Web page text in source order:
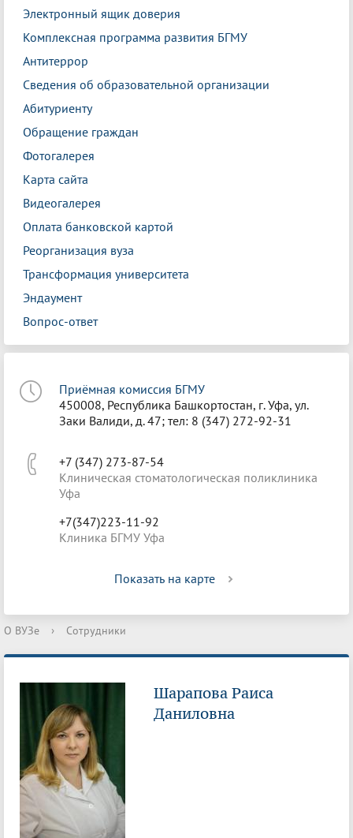
Электронный ящик доверия
Комплексная программа развития БГМУ
Антитеррор
Сведения об образовательной организации
Абитуриенту
Обращение граждан
Фотогалерея
Карта сайта
Видеогалерея
Оплата банковской картой
Реорганизация вуза
Трансформация университета
Эндаумент
Вопрос-ответ
Приёмная комиссия БГМУ
450008, Республика Башкортостан, г. Уфа, ул.
Заки Валиди, д. 47; тел: 8 (347) 272-92-31
+7 (347) 273-87-54
Клиническая стоматологическая поликлиника
Уфа
+7(347)223-11-92
Клиника БГМУ Уфа
Показать на карте
О ВУЗе › Сотрудники
Шарапова Раиса
Даниловна